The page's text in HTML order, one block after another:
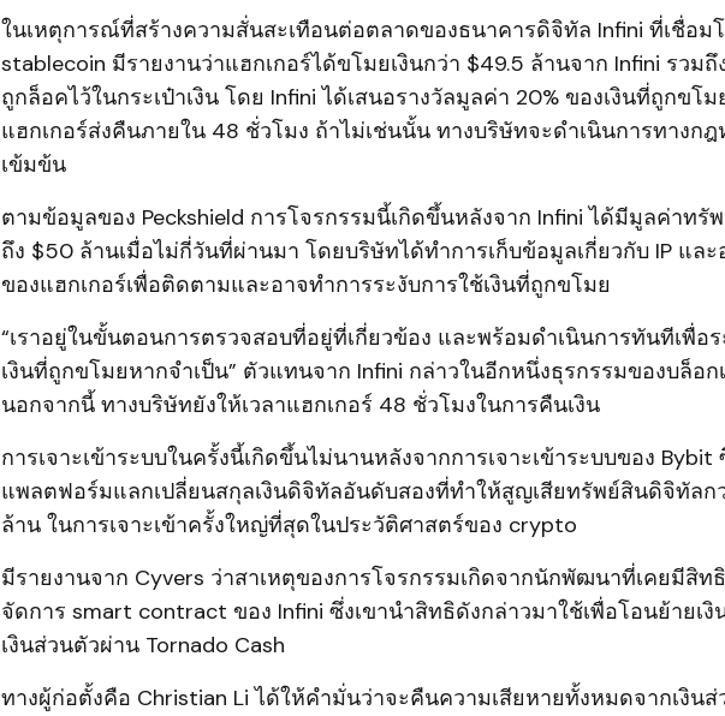
ในเหตุการณ์ที่สร้างความสั่นสะเทือนต่อตลาดของธนาคารดิจิทัล Infini ที่เชื่อม
stablecoin มีรายงานว่าแฮกเกอร์ได้ขโมยเงินกว่า $49.5 ล้านจาก Infini รวม
ถูกล็อคไว้ในกระเป๋าเงิน โดย Infini ได้เสนอรางวัลมูลค่า 20% ของเงินที่ถูกขโ
แฮกเกอร์ส่งคืนภายใน 48 ชั่วโมง ถ้าไม่เช่นนั้น ทางบริษัทจะดำเนินการทางกฎ
เข้มข้น
ตามข้อมูลของ Peckshield การโจรกรรมนี้เกิดขึ้นหลังจาก Infini ได้มีมูลค่าทรั
ถึง $50 ล้านเมื่อไม่กี่วันที่ผ่านมา โดยบริษัทได้ทำการเก็บข้อมูลเกี่ยวกับ IP แล
ของแฮกเกอร์เพื่อติดตามและอาจทำการระงับการใช้เงินที่ถูกขโมย
“เราอยู่ในขั้นตอนการตรวจสอบที่อยู่ที่เกี่ยวข้อง และพร้อมดำเนินการทันทีเพื่อ
เงินที่ถูกขโมยหากจำเป็น” ตัวแทนจาก Infini กล่าวในอีกหนึ่งธุรกรรมของบล็อก
นอกจากนี้ ทางบริษัทยังให้เวลาแฮกเกอร์ 48 ชั่วโมงในการคืนเงิน
การเจาะเข้าระบบในครั้งนี้เกิดขึ้นไม่นานหลังจากการเจาะเข้าระบบของ Bybit
แพลตฟอร์มแลกเปลี่ยนสกุลเงินดิจิทัลอันดับสองที่ทำให้สูญเสียทรัพย์สินดิจิทัลก
ล้าน ในการเจาะเข้าครั้งใหญ่ที่สุดในประวัติศาสตร์ของ crypto
มีรายงานจาก Cyvers ว่าสาเหตุของการโจรกรรมเกิดจากนักพัฒนาที่เคยมีสิท
จัดการ smart contract ของ Infini ซึ่งเขานำสิทธิดังกล่าวมาใช้เพื่อโอนย้ายเงิ
เงินส่วนตัวผ่าน Tornado Cash
ทางผู้ก่อตั้งคือ Christian Li ได้ให้คำมั่นว่าจะคืนความเสียหายทั้งหมดจากเงิน